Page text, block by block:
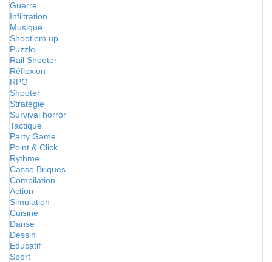
Guerre
Infiltration
Musique
Shoot'em up
Puzzle
Rail Shooter
Réflexion
RPG
Shooter
Stratégie
Survival horror
Tactique
Party Game
Point & Click
Rythme
Casse Briques
Compilation
Action
Simulation
Cuisine
Danse
Dessin
Educatif
Sport